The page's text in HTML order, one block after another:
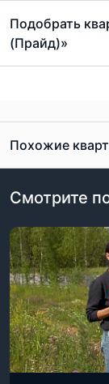
Подобрать
(Прайд)»
Похожие
Смотрите